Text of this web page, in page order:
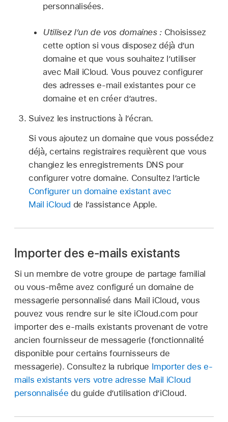
personnalisées.
Utilisez l’un de vos domaines : Choisissez
cette option si vous disposez déjà d’un
domaine et que vous souhaitez l’utiliser
avec Mail iCloud. Vous pouvez configurer
des adresses e-mail existantes pour ce
domaine et en créer d’autres.
Suivez les instructions à l’écran.
Si vous ajoutez un domaine que vous possédez
déjà, certains registraires requièrent que vous
changiez les enregistrements DNS pour
configurer votre domaine. Consultez l’article
Configurer un domaine existant avec
Mail iCloud de l’assistance Apple.
Importer des e-mails existants
Si un membre de votre groupe de partage familial
ou vous-même avez configuré un domaine de
messagerie personnalisé dans Mail iCloud, vous
pouvez vous rendre sur le site iCloud.com pour
importer des e-mails existants provenant de votre
ancien fournisseur de messagerie (fonctionnalité
disponible pour certains fournisseurs de
messagerie). Consultez la rubrique Importer des e-
mails existants vers votre adresse Mail iCloud
personnalisée du guide d’utilisation d’iCloud.